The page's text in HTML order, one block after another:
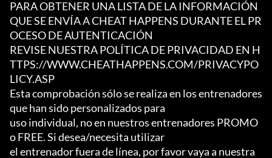
PARA OBTENER UNA LISTA DE LA INFORMACIÓN
QUE SE ENVÍA A CHEAT HAPPENS DURANTE EL PR
OCESO DE AUTENTICACIÓN
REVISE NUESTRA POLÍTICA DE PRIVACIDAD EN H
TTPS://WWW.CHEATHAPPENS.COM/PRIVACYPO
LICY.ASP
Esta comprobación sólo se realiza en los entrenadores
que han sido personalizados para
uso individual, no en nuestros entrenadores PROMO
o FREE. Si desea/necesita utilizar
el entrenador fuera de línea, por favor vaya a nuestra